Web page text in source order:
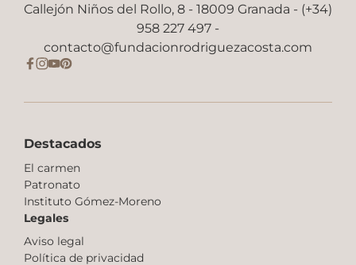
Callejón Niños del Rollo, 8 - 18009 Granada - (+34)
958 227 497 -
contacto@fundacionrodriguezacosta.com
Destacados
El carmen
Patronato
Instituto Gómez-Moreno
Legales
Aviso legal
Política de privacidad